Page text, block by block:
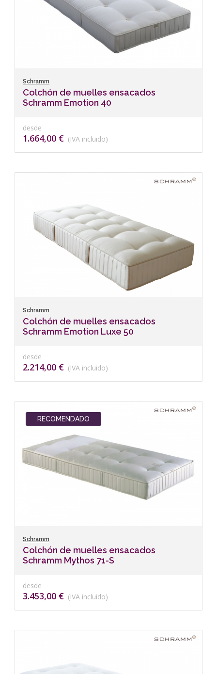
Schramm
Colchón de muelles ensacados
Schramm Emotion 40
desde
1.664,00 € (IVA incluido)
Schramm
Colchón de muelles ensacados
Schramm Emotion Luxe 50
desde
2.214,00 € (IVA incluido)
RECOMENDADO
Schramm
Colchón de muelles ensacados
Schramm Mythos 71-S
desde
3.453,00 € (IVA incluido)